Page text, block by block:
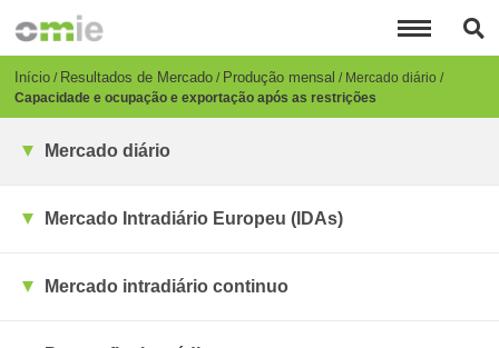
para
conteúdo
principal
Breadcrumb
Início Resultados de Mercado Produção mensal
Mercado diário
Capacidade e ocupação e exportação após as restrições
Mercado diário
Mercado Intradiário Europeu (IDAs)
Mercado intradiário continuo